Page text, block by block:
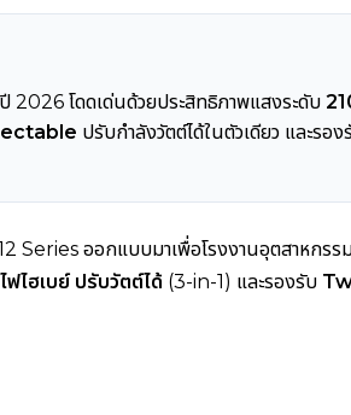
2026 โดดเด่นด้วยประสิทธิภาพแสงระดับ
ปรับกำลังวัตต์ได้ในตัวเดียว และร
Series ออกแบบมาเพื่อโรงงานอุตสาหกร
ฟไฮเบย์ ปรับวัตต์ได้ (3-in-1) และรองรับ